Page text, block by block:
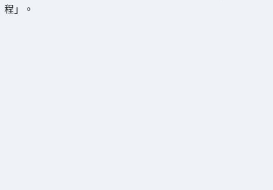
程」。